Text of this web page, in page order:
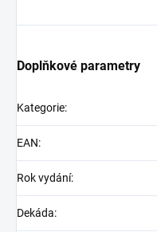
Doplňkové parametry
Kategorie:
EAN:
Rok vydání:
Dekáda: